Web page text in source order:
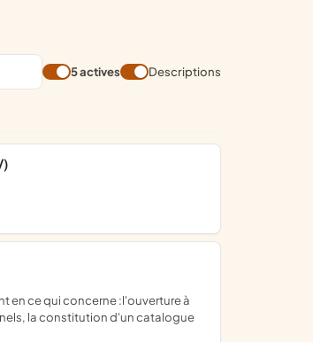
5 actives Descriptions
la constitution d'un catalogue